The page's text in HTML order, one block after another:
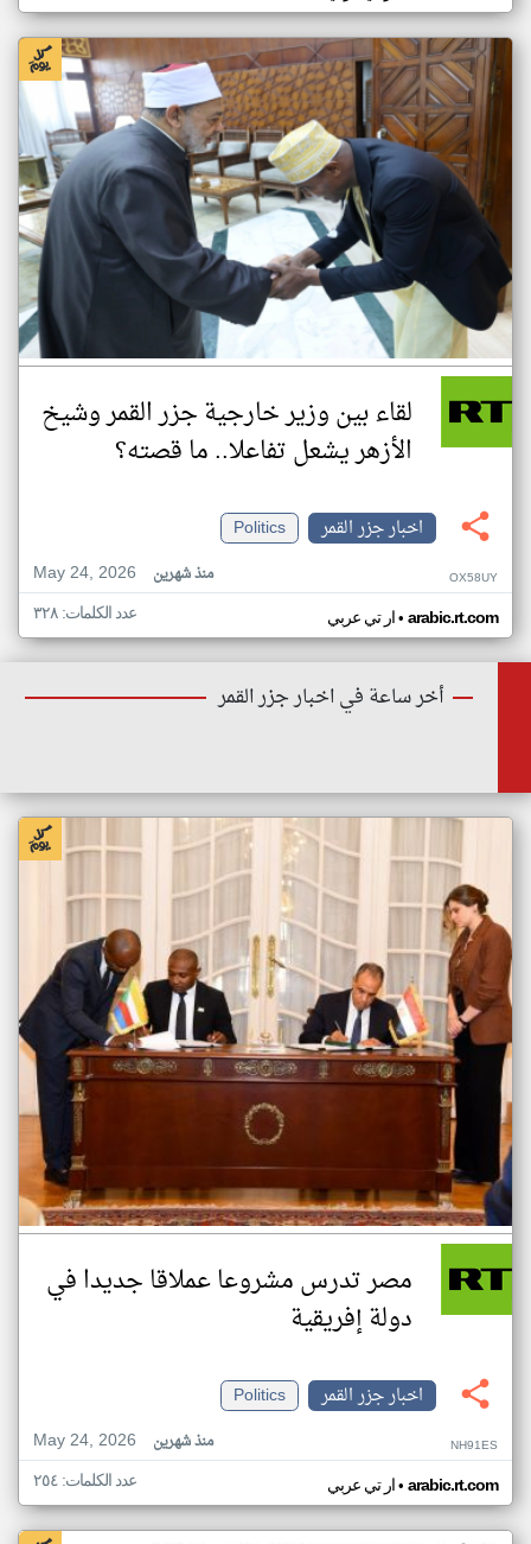
لقاء بين وزير خارجية جزر القمر وشيخ
الأزهر يشعل تفاعلا.. ما قصته؟
اخبار جزر القمر
Politics
May 24, 2026
منذ شهرين OX58UY
ار تي عربي• arabic.rt.com عدد الكلمات: ٣٢٨
أخر ساعة في اخبار جزر القمر
مصر تدرس مشروعا عملاقا جديدا في
دولة إفريقية
اخبار جزر القمر
Politics
May 24, 2026
منذ شهرين NH91ES
ار تي عربي• arabic.rt.com عدد الكلمات: ٢٥٤